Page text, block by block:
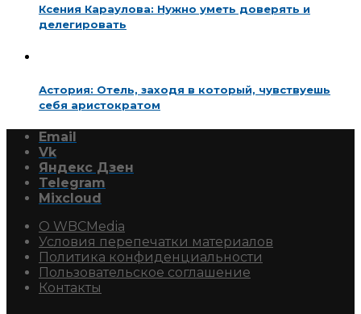
Ксения Караулова: Нужно уметь доверять и
делегировать
Астория: Отель, заходя в который, чувствуешь
себя аристократом
Email
Vk
Яндекс Дзен
Telegram
Mixcloud
О WBCMedia
Условия перепечатки материалов
Политика конфиденциальности
Пользовательское соглашение
Контакты